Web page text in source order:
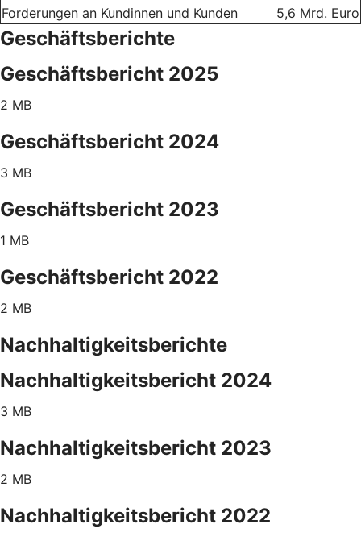
Forderungen an Kundinnen und Kunden
5,6 Mrd. Euro
Geschäftsberichte
Geschäftsbericht 2025
2 MB
Geschäftsbericht 2024
3 MB
Geschäftsbericht 2023
1 MB
Geschäftsbericht 2022
2 MB
Nachhaltigkeitsberichte
Nachhaltigkeitsbericht 2024
3 MB
Nachhaltigkeitsbericht 2023
2 MB
Nachhaltigkeitsbericht 2022